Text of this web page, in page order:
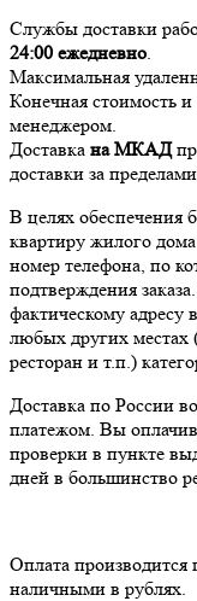
Службы доставки
24:00 ежедневно.
Максимальная
Конечная стоимость
менеджером.
Доставка на МКАД
доставки за
В целях обеспечения
квартиру жилого
номер телефона, по
подтверждения
фактическому адресу
любых других местах
ресторан и т.п.)
Доставка по России
платежом. Вы
проверки в пункте
дней в большинство
Оплата производится
наличными в рублях.